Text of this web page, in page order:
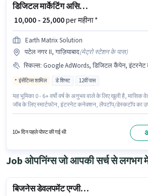
डिजिटल मार्केटिंग असिस्टेंट
₹ 10,000 - 25,000per महीना *
Earth Matrix Solution
पटेल नगर II, गाज़ियाबाद(मेट्रो स्टेशन के पास)
स्किल्स: Google AdWords, डिजिटल कैंपेन, इंटरनेट कनेक्शन, सोशल मीडिया, SEO, लैपटॉप/
इंसेंटिव्स शामिल डे शिफ्ट 12वीं पास
यह भूमिका 0 - 6+ वर्षो वर्ष के अनुभव वाले के लिए खुली है, मासिक
जॉब के लिए स्मार्टफोन, इंटरनेट कनेक्शन, लैपटॉप/डेस्कटॉप का
है। यह नौकरी पटेल नगर II, गाज़ियाबाद में स्थित है। इस पद के
10+ दिन पहले पोस्ट की गई थी
Job ओपनिंग्स जो आपकी सर्च से लगभग
बिजनेस डेवलपमेंट एग्जीक्यूटिव